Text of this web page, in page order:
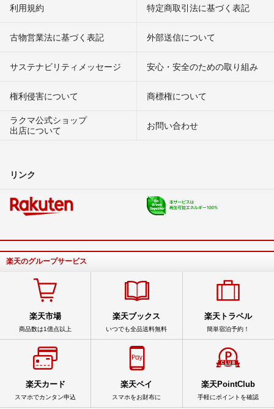
利用規約 特定商取引法に基づく表記
古物営業法に基づく表記 外部送信について
サステナビリティメッセージ 安心・安全のための取り組み
権利侵害について
商標権について
ラクマ公式ショップ
出店について
お問い合わせ
リンク
楽天のグループサービス
楽天市場
商品数は1億点以上
楽天ブックス
いつでも全品送料無料
楽天トラベル
簡単宿泊予約！
楽天カード
スマホでカンタン申込
楽天ペイ
スマホをお財布に
楽天PointClub
手軽にポイントを確認